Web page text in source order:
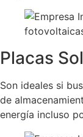
Placas
Son ideales si
de
energía incluso